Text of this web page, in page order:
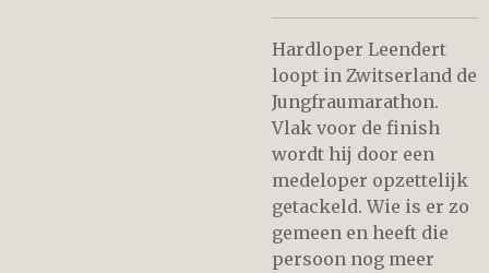
Hardloper Leendert
loopt in Zwitserland de
Jungfraumarathon.
Vlak voor de finish
wordt hij door een
medeloper opzettelijk
getackeld. Wie is er zo
gemeen en heeft die
persoon nog meer